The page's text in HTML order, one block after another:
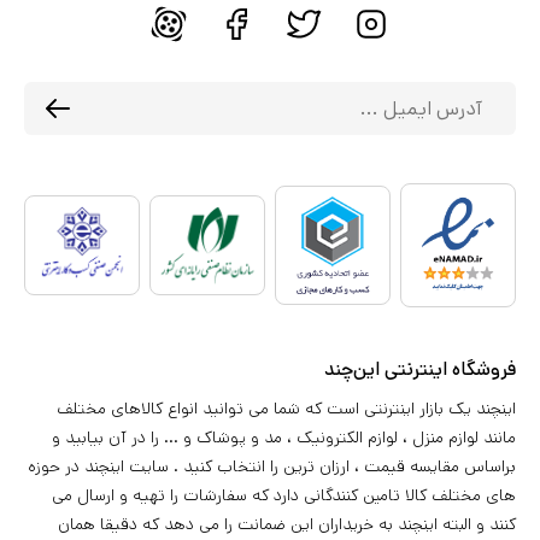
فروشگاه اینترنتی این‌چند
اینچند یک بازار اینترنتی است که شما می توانید انواع کالاهای مختلف
مانند لوازم منزل ، لوازم الکترونیک ، مد و پوشاک و ... را در آن بیابید و
براساس مقایسه قیمت ، ارزان ترین را انتخاب کنید . سایت اینچند در حوزه
های مختلف کالا تامین کنندگانی دارد که سفارشات را تهیه و ارسال می
کنند و البته اینچند به خریداران این ضمانت را می دهد که دقیقا همان